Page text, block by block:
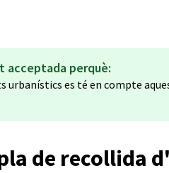
acceptada perquè:
urbanístics es té en compte
de recollida